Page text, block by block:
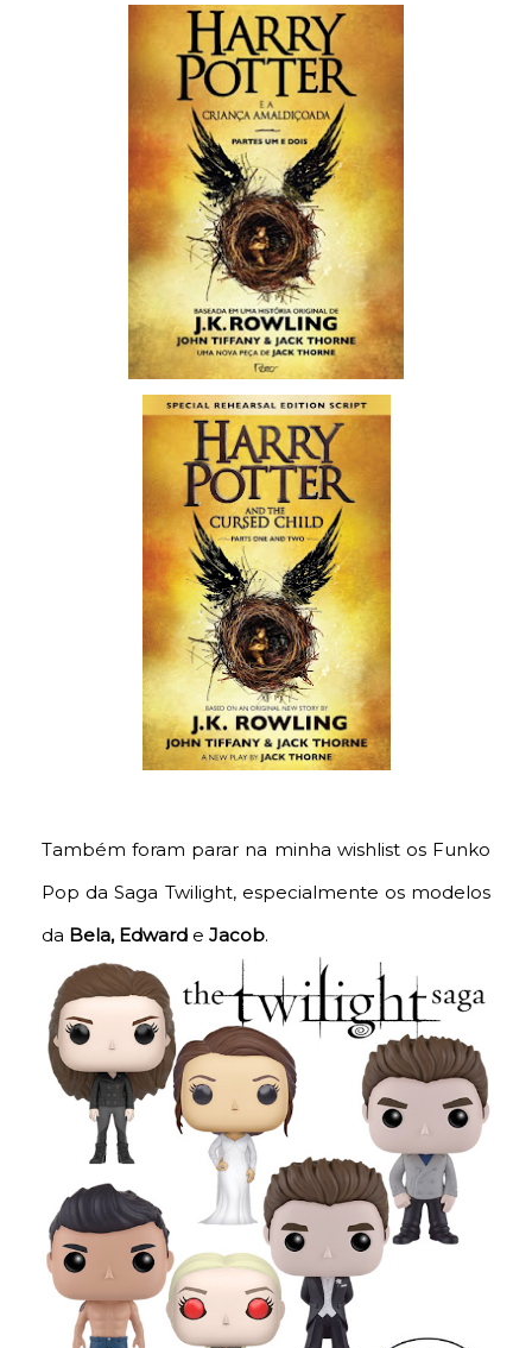
Também foram parar na minha wishlist os Funko
Pop da Saga Twilight, especialmente os modelos
da Bela, Edward e Jacob.